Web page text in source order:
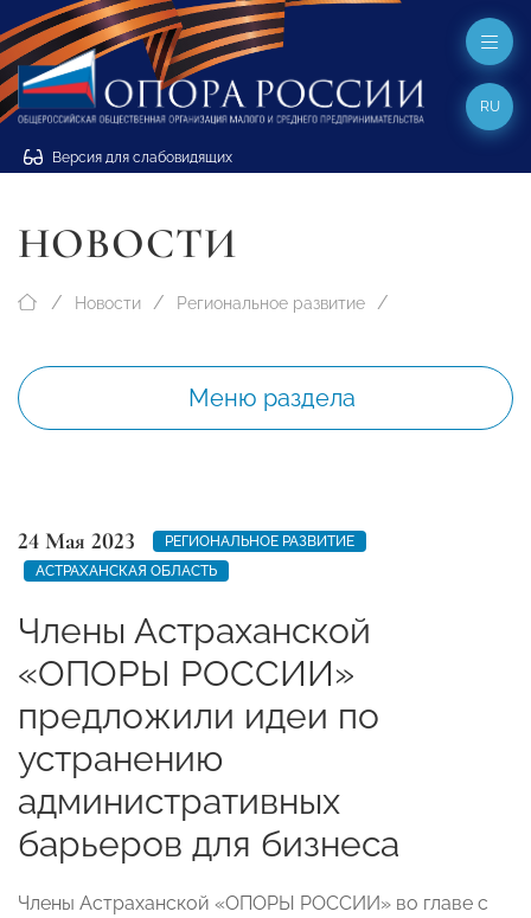
Версия для слабовидящих
RU
НОВОСТИ
Новости Региональное развитие
Меню раздела
24 Мая 2023
РЕГИОНАЛЬНОЕ РАЗВИТИЕ
АСТРАХАНСКАЯ ОБЛАСТЬ
Члены Астраханской
«ОПОРЫ РОССИИ»
предложили идеи по
устранению
административных
барьеров для бизнеса
Члены Астраханской «ОПОРЫ РОССИИ» во главе с